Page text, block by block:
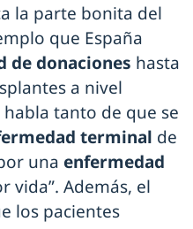
la parte bonita del
que España
de donaciones hasta
a nivel
tanto de que se
terminal de
una enfermedad
vida”. Además, el
los pacientes